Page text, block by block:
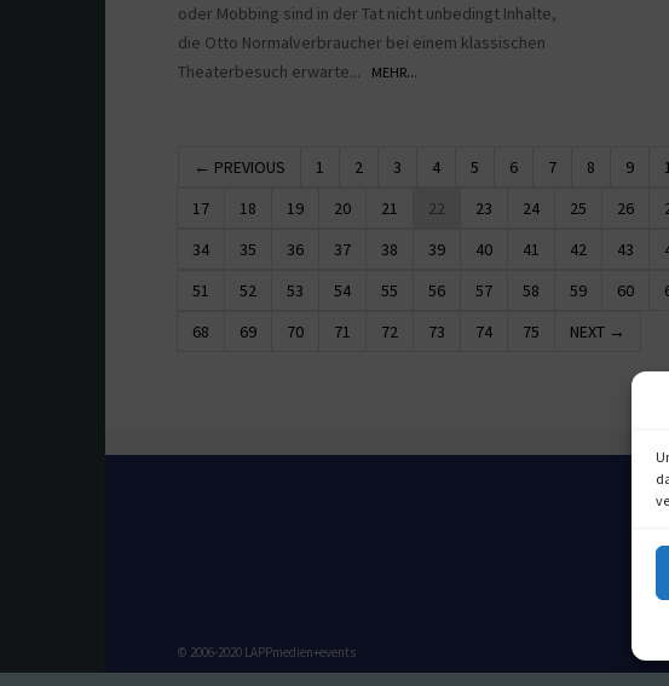
oder Mobbing sind in der Tat nicht unbedingt Inhalte,
die Otto Normalverbraucher bei einem klassischen
Theaterbesuch erwarte...
MEHR...
← PREVIOUS 1 2 3 4 5 6 7 8 9
17
18 19 20 21 22 23 24 25 26
34
35 36 37 38 39 40 41 42 43
51
52 53 54 55 56 57 58 59 60
68
69 70 71 72 73 74 75 NEXT →
© 2006-2020 LAPPmedien+events